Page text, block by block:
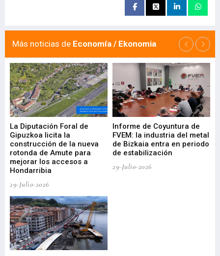
Más noticias de Economía / Ekonomia
La Diputación Foral de
Gipuzkoa licita la
construcción de la nueva
rotonda de Amute para
mejorar los accesos a
Hondarribia
29-Julio-2026
Informe de Coyuntura de
FVEM: la industria del metal
de Bizkaia entra en periodo
de estabilización
29-Julio-2026